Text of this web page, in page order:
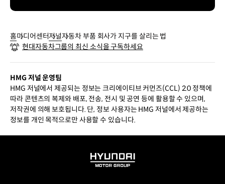
홈미디어센터저널자동차 부품 회사가 지구를 살리는 법
현대자동차그룹의 최신 소식을 구독하세요
HMG 저널 운영팀
HMG 저널에서 제공되는 정보는 크리에이티브 커먼즈(CCL) 2.0 정책에
따라 콘텐츠의 복제와 배포, 전송, 전시 및 공연 등에 활용할 수 있으며,
저작권에 의해 보호됩니다. 단, 정보 사용자는 HMG 저널에서 제공하는
정보를 개인 목적으로만 사용할 수 있습니다.
HYUNDAI